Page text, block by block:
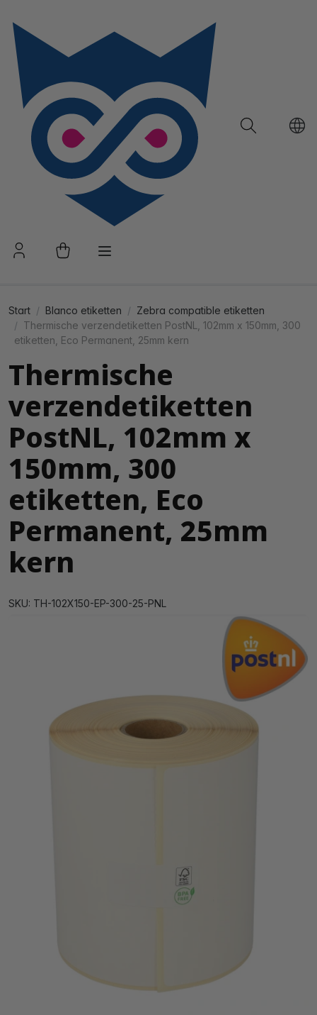
Start Blanco etiketten
Zebra compatible etiketten
Thermische verzendetiketten PostNL, 102mm x 150mm, 300
etiketten, Eco Permanent, 25mm kern
Thermische
verzendetiketten
PostNL, 102mm x
150mm, 300
etiketten, Eco
Permanent, 25mm
kern
SKU: TH-102X150-EP-300-25-PNL